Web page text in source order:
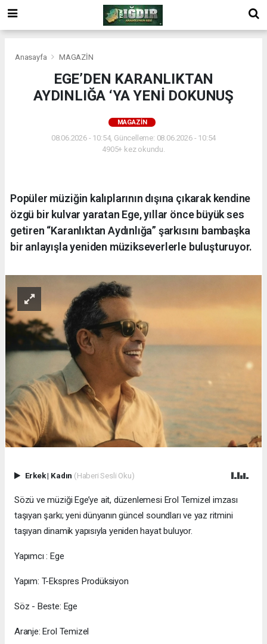
Anasayfa MAGAZİN
EGE’DEN KARANLIKTAN
AYDINLIĞA ‘YA YENİ DOKUNUŞ
MAGAZİN
08.06.2026 - 10:54, Güncelleme: 08.06.2026 - 10:54
4905+ kez okundu.
Popüler müziğin kalıplarının dışına çıkarak kendine
özgü bir kulvar yaratan Ege, yıllar önce büyük ses
getiren “Karanlıktan Aydınlığa” şarkısını bambaşka
bir anlayışla yeniden müzikseverlerle buluşturuyor.
Erkek| Kadın (Haberi Sesli Oku)
Sözü ve müziği Ege’ye ait, düzenlemesi Erol Temizel imzası
taşıyan şarkı; yeni dünyanın güncel soundları ve yaz ritmini
taşıyan dinamik yapısıyla yeniden hayat buluyor.
Yapımcı : Ege
Yapım: T-Ekspres Prodüksiyon
Söz - Beste: Ege
Aranje: Erol Temizel